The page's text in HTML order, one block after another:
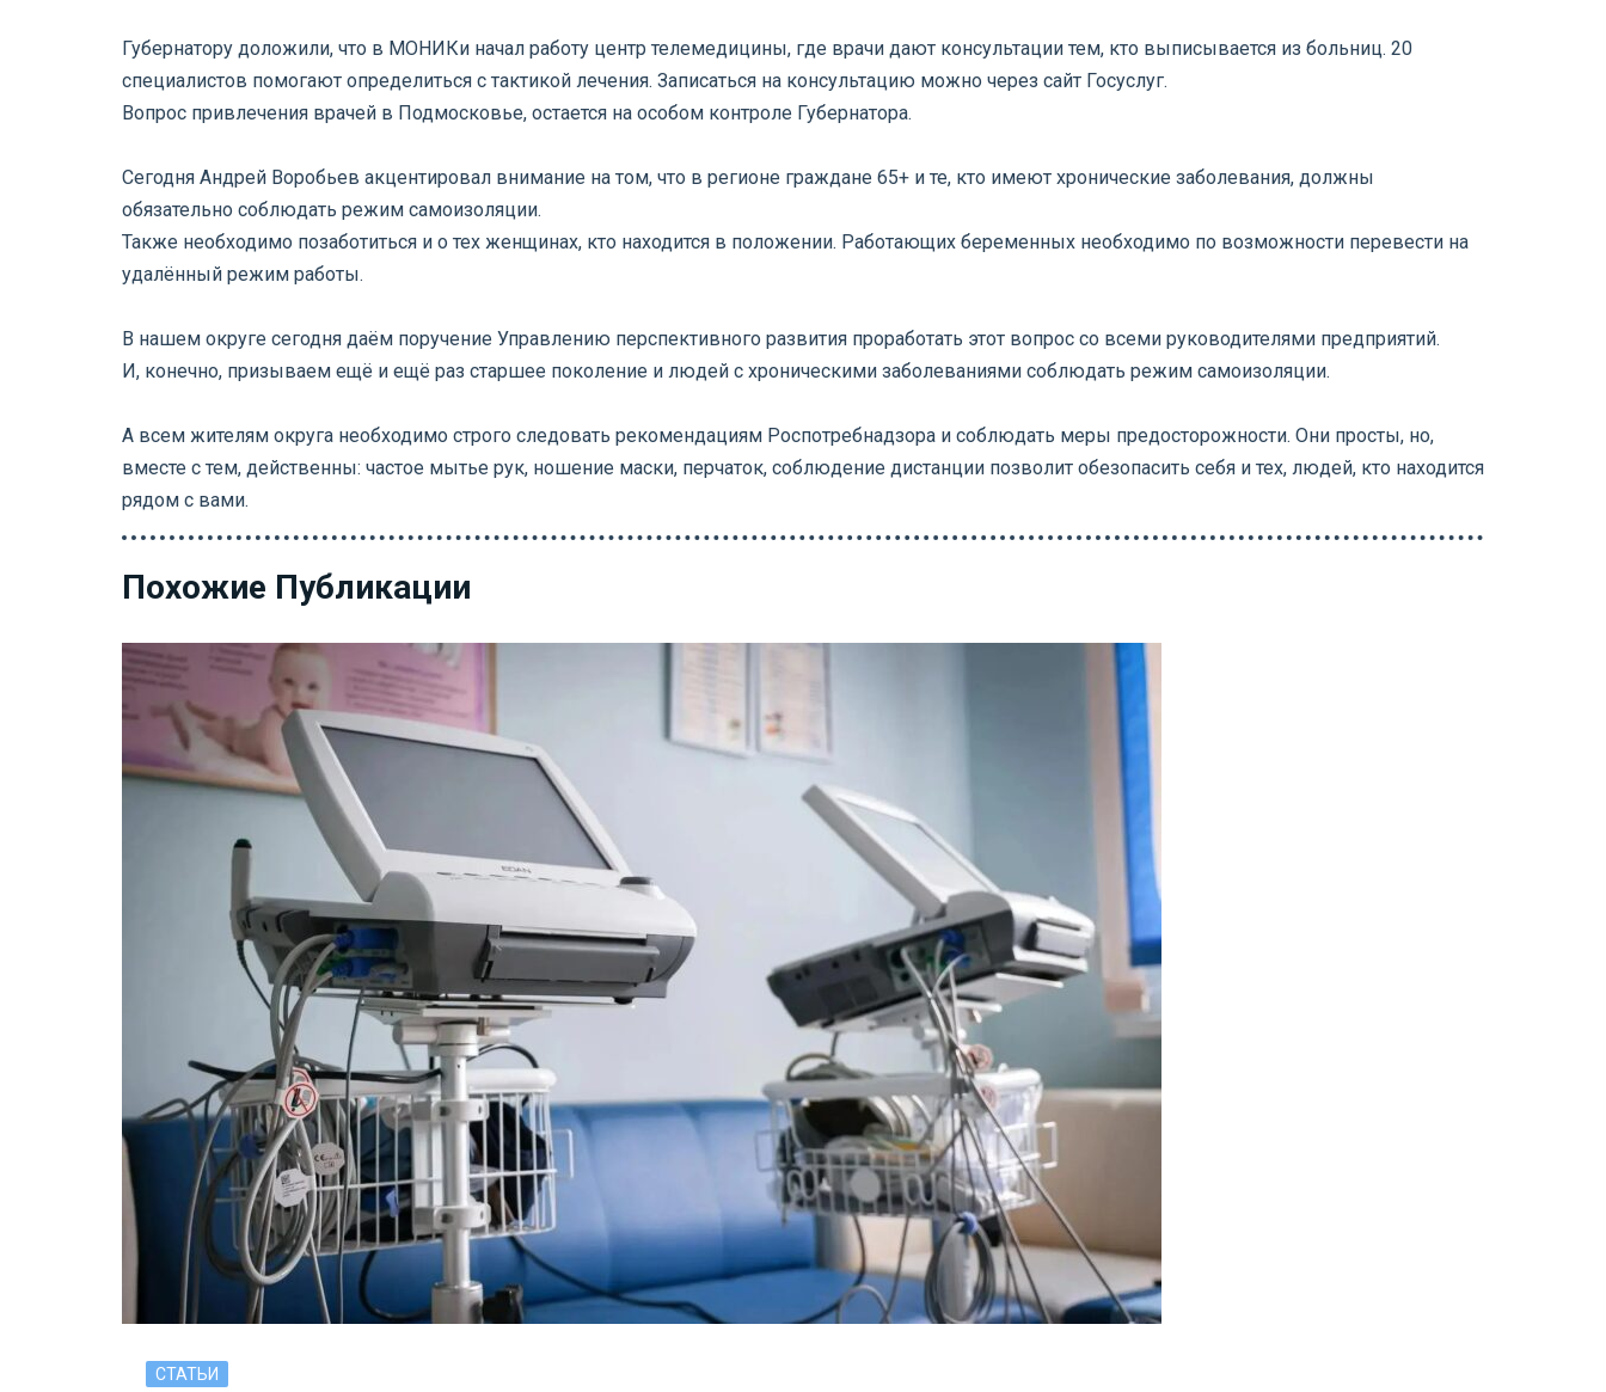
Губернатору доложили, что в МОНИКи начал работу центр телемедицины, где врачи дают консультации тем, кто выписывается из больниц. 20
специалистов помогают определиться с тактикой лечения. Записаться на консультацию можно через сайт Госуслуг.
Вопрос привлечения врачей в Подмосковье, остается на особом контроле Губернатора.
Сегодня Андрей Воробьев акцентировал внимание на том, что в регионе граждане 65+ и те, кто имеют хронические заболевания, должны
обязательно соблюдать режим самоизоляции.
Также необходимо позаботиться и о тех женщинах, кто находится в положении. Работающих беременных необходимо по возможности перевести на
удалённый режим работы.
В нашем округе сегодня даём поручение Управлению перспективного развития проработать этот вопрос со всеми руководителями предприятий.
И, конечно, призываем ещё и ещё раз старшее поколение и людей с хроническими заболеваниями соблюдать режим самоизоляции.
А всем жителям округа необходимо строго следовать рекомендациям Роспотребнадзора и соблюдать меры предосторожности. Они просты, но,
вместе с тем, действенны: частое мытье рук, ношение маски, перчаток, соблюдение дистанции позволит обезопасить себя и тех, людей, кто находится
рядом с вами.
Похожие Публикации
СТАТЬИ